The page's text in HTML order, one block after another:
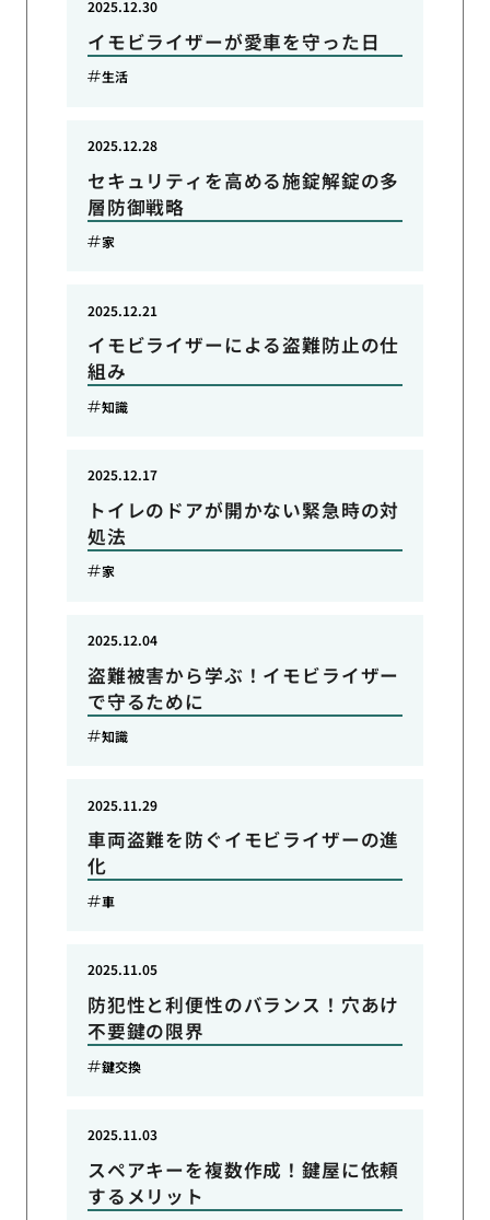
イモビライザーが愛車を守った日
2025.12.30
生活
セキュリティを高める施錠解錠の多
層防御戦略
2025.12.28
家
イモビライザーによる盗難防止の仕
組み
2025.12.21
知識
トイレのドアが開かない緊急時の対
処法
2025.12.17
家
盗難被害から学ぶ！イモビライザー
で守るために
2025.12.04
知識
車両盗難を防ぐイモビライザーの進
化
2025.11.29
車
防犯性と利便性のバランス！穴あけ
不要鍵の限界
2025.11.05
鍵交換
スペアキーを複数作成！鍵屋に依頼
するメリット
2025.11.03